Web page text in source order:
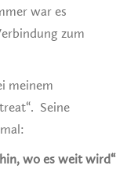
war es
zum
meinem
Seine
wo es weit wird“